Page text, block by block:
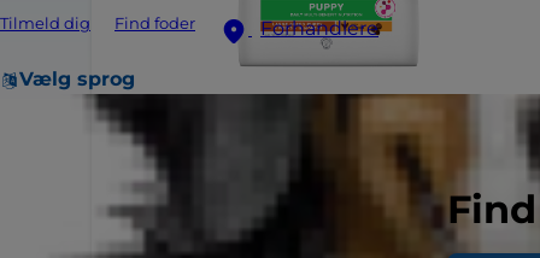
Tilmeld dig Find foder Forhandlere
Vælg sprog